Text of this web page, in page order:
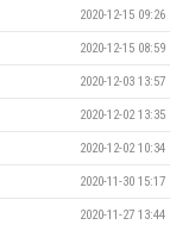
2020-12-15 09:26
2020-12-15 08:59
2020-12-03 13:57
2020-12-02 13:35
2020-12-02 10:34
2020-11-30 15:17
2020-11-27 13:44